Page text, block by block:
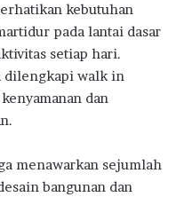
kebutuhan
pada lantai dasar
setiap hari.
dilengkapi walk in
dan
menawarkan sejumlah
bangunan dan